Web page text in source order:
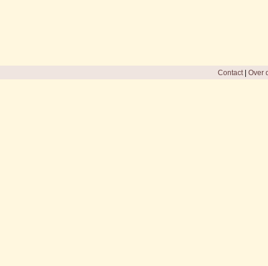
Contact| Over